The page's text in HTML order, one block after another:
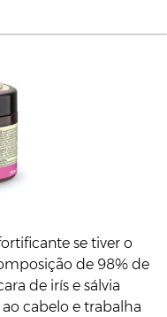
se tiver o
de 98% de
de irís e sálvia
cabelo e trabalha